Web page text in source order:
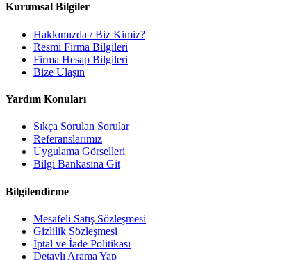
Kurumsal Bilgiler
Hakkımızda / Biz Kimiz?
Resmi Firma Bilgileri
Firma Hesap Bilgileri
Bize Ulaşın
Yardım Konuları
Sıkça Sorulan Sorular
Referanslarımız
Uygulama Görselleri
Bilgi Bankasına Git
Bilgilendirme
Mesafeli Satış Sözleşmesi
Gizlilik Sözleşmesi
İptal ve İade Politikası
Detaylı Arama Yap